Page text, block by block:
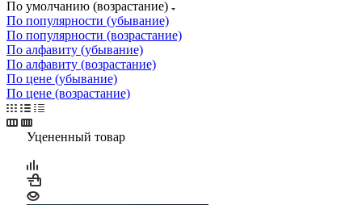
По умолчанию (возрастание)
По популярности (убывание)
По популярности (возрастание)
По алфавиту (убывание)
По алфавиту (возрастание)
По цене (убывание)
По цене (возрастание)
Уцененный товар